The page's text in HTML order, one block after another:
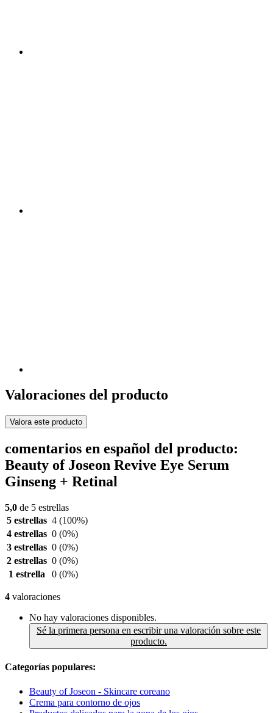
Valoraciones del producto
Valora este producto
comentarios en español del producto:
Beauty of Joseon Revive Eye Serum
Ginseng + Retinal
5,0 de 5 estrellas
5 estrellas 4 (100%)
4 estrellas 0 (0%)
3 estrellas 0 (0%)
2 estrellas 0 (0%)
1 estrella
0 (0%)
4 valoraciones
No hay valoraciones disponibles.
Sé la primera persona en escribir una valoración sobre este
producto.
Categorías populares:
Beauty of Joseon - Skincare coreano
Crema para contorno de ojos